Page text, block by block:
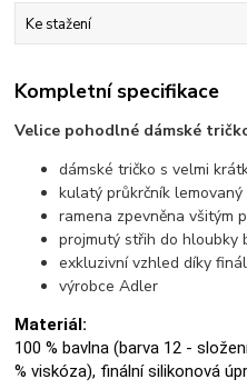
Ke stažení
Kompletní specifikace
Velice pohodlné dámské
dámské tričko s velmi
kulatý průkrčník
ramena zpevněna všitým
projmutý střih do hloubky
exkluzivní vzhled díky
výrobce Adler
Materiál:
100 % bavlna (barva 12 -
% viskóza), finální silikonová